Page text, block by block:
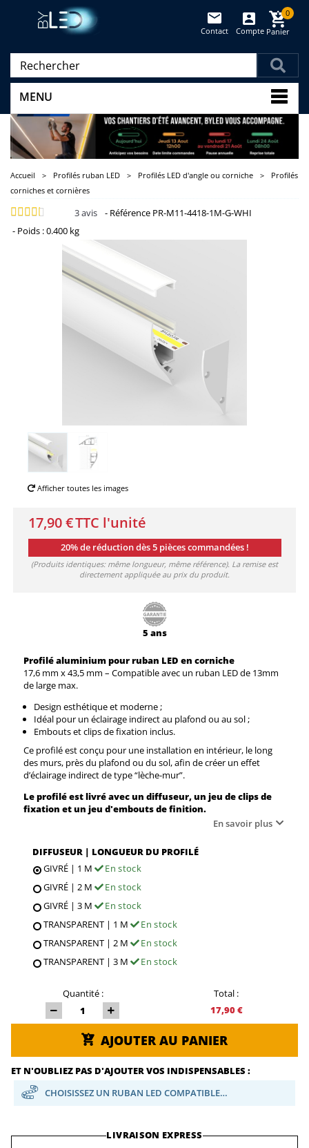
Panier
0
Compte
Contact
MENU
Accueil > Profilés ruban LED > Profilés LED d'angle ou corniche >
Profilés
corniches et cornières
3avis - Référence PR-M11-4418-1M-G-WHI
- Poids :0.400 kg
Afficher toutes les images
17,90 €TTC l'unité
20% de réduction dès 5 pièces commandées !
(Produits identiques: même longueur, même référence). La remise est
directement appliquée au prix du produit.
5 ans
Profilé aluminium pour ruban LED en corniche
17,6 mm x 43,5 mm – Compatible avec un ruban LED de 13mm
de large max.
Design esthétique et moderne ;
Idéal pour un éclairage indirect au plafond ou au sol ;
Embouts et clips de fixation inclus.
Ce profilé est conçu pour une installation en intérieur, le long
des murs, près du plafond ou du sol, afin de créer un effet
d’éclairage indirect de type “lèche-mur”.
Le profilé est livré avec un diffuseur, un jeu de clips de
fixation et un jeu d'embouts de finition.
En savoir plus
DIFFUSEUR | LONGUEUR DU PROFILÉ
GIVRÉ | 1 M
En stock
GIVRÉ | 2 M
En stock
GIVRÉ | 3 M
En stock
TRANSPARENT | 1 M
En stock
TRANSPARENT | 2 M
En stock
TRANSPARENT | 3 M
En stock
Quantité :
Total :
17,90 €
AJOUTER AU PANIER
ET N'OUBLIEZ PAS D'AJOUTER VOS INDISPENSABLES :
CHOISISSEZ UN RUBAN LED COMPATIBLE…
LIVRAISON EXPRESS